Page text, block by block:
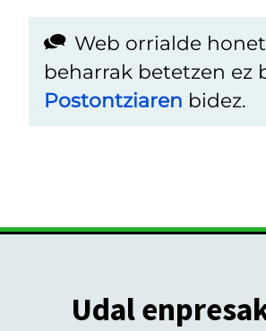
Web orrialde
beharrak betetzen
Postontziaren bidez.
Udal